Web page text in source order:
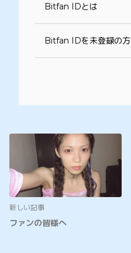
Bitfan IDとは
Bitfan IDを未登録の方
新しい記事
ファンの皆様へ